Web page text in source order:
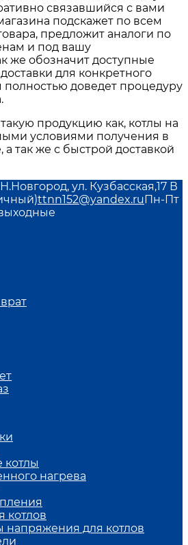
связавшийся с вами
подскажет по всем
предложит аналоги по
и под вашу
же обозначит доступные
для конкретного
доведет процедуру
продукцию как, котлы на
условиями получения в
, а так же с быстрой доставкой
Н.Новгород, ул. Кузбасская,17 В
ttnn152@yandex.ruПн-Пт
котлы
нагрева
котлов
напряжения для котлов